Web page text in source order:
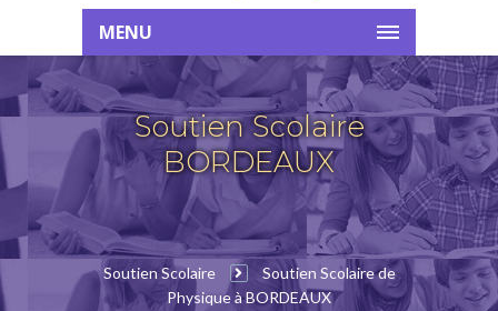
MENU
Soutien Scolaire
BORDEAUX
Soutien Scolaire
Soutien Scolaire de
Physique à BORDEAUX